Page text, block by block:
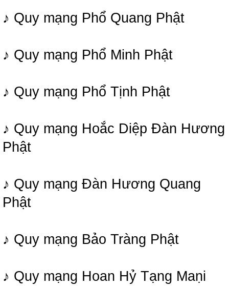
♪ Quy mạng Phổ Quang Phật
♪ Quy mạng Phổ Minh Phật
♪ Quy mạng Phổ Tịnh Phật
♪ Quy mạng Hoắc Diệp Đàn Hương
Phật
♪ Quy mạng Đàn Hương Quang
Phật
♪ Quy mạng Bảo Tràng Phật
♪ Quy mạng Hoan Hỷ Tạng Maṇi